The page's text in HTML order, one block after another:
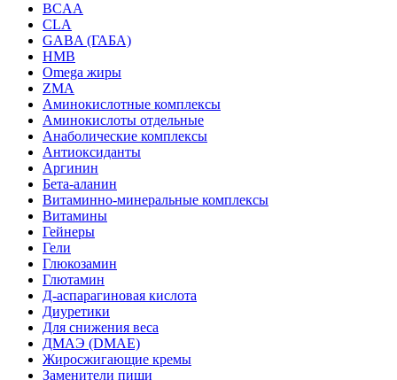
BCAA
CLA
GABA (ГАБА)
HMB
Omega жиры
ZMA
Аминокислотные комплексы
Аминокислоты отдельные
Анаболические комплексы
Антиоксиданты
Аргинин
Бета-аланин
Витаминно-минеральные комплексы
Витамины
Гейнеры
Гели
Глюкозамин
Глютамин
Д-аспарагиновая кислота
Диуретики
Для снижения веса
ДМАЭ (DMAE)
Жиросжигающие кремы
Заменители пищи